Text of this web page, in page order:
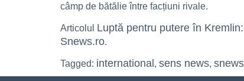
câmp de bătălie între facțiuni rivale.
Articolul Luptă pentru putere în
Snews.ro.
Tagged: international , sens news, snews